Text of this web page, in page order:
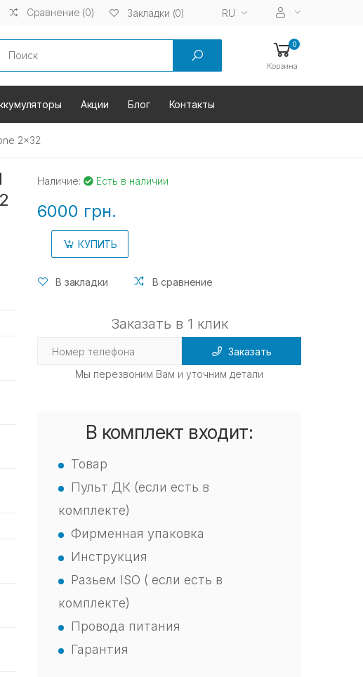
Сравнение (0) Закладки (0) RU
0
Корзина
Акции Блог Контакты
2x32
Наличие: Есть в наличии
6000 грн.
КУПИТЬ
В закладки В сравнение
Заказать в 1 клик
Заказать
Мы перезвоним Вам и уточним детали
В комплект входит:
Товар
Пульт ДК (если есть в
комплекте)
Фирменная упаковка
Инструкция
Разьем ISO ( если есть в
комплекте)
Провода питания
Гарантия